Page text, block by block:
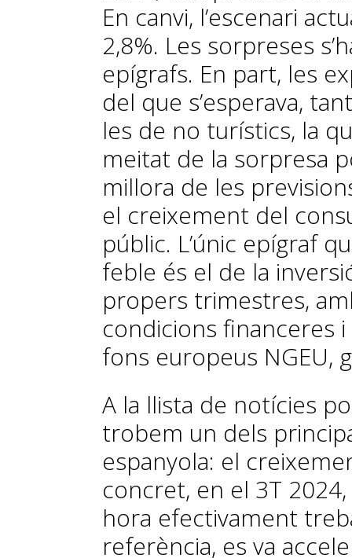
En canvi, l’escenari
2,8%. Les sorpreses
epígrafs. En part, les
del que s’esperava,
les de no turístics, la
meitat de la sorpresa
millora de les
el creixement del
públic. L’únic epígraf
feble és el de la
propers trimestres,
condicions financeres
fons europeus NGEU,
A la llista de notícies
trobem un dels
espanyola: el
concret, en el 3T
hora efectivament
referència, es va